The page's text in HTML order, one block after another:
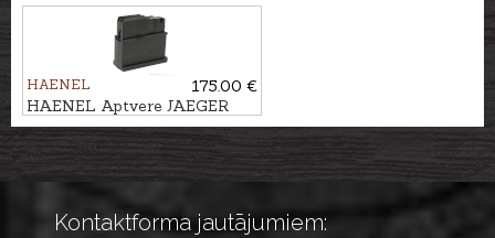
kal. .308Win., 9 patr.
HAENEL
175.00 €
HAENEL Aptvere JAEGER
10PRO kal. .308Win., 10 patr.
Kontaktforma jautājumiem: